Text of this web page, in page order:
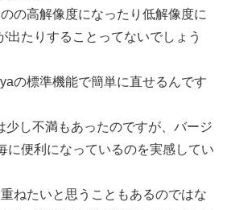
の高解像度になったり低解像度に
出たりすることってないでしょう
の標準機能で簡単に直せるんです
少し不満もあったのですが、バージ
に便利になっているのを実感してい
ねたいと思うこともあるのではな